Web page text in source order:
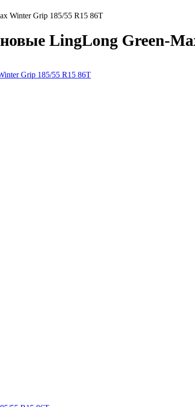
Winter Grip 185/55 R15 86T
LingLong Green-